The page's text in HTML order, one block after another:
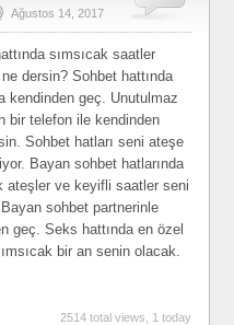
Ağustos 14, 2017
sımsıcak saatler
dersin? Sohbet hattında
kendinden geç. Unutulmaz
bir telefon ile kendinden
Sohbet hatları seni ateşe
Bayan sohbet hatlarında
ateşler ve keyifli saatler seni
sohbet partnerinle
geç. Seks hattında en özel
bir an senin olacak.
2514 total views, 1 today